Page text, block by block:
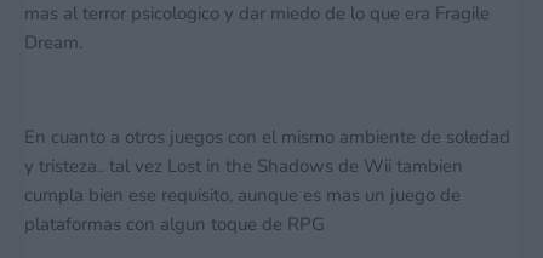
mas al terror psicologico y dar miedo de lo que era Fragile
Dream.
En cuanto a otros juegos con el mismo ambiente de soledad
y tristeza.. tal vez Lost in the Shadows de Wii tambien
cumpla bien ese requisito, aunque es mas un juego de
plataformas con algun toque de RPG